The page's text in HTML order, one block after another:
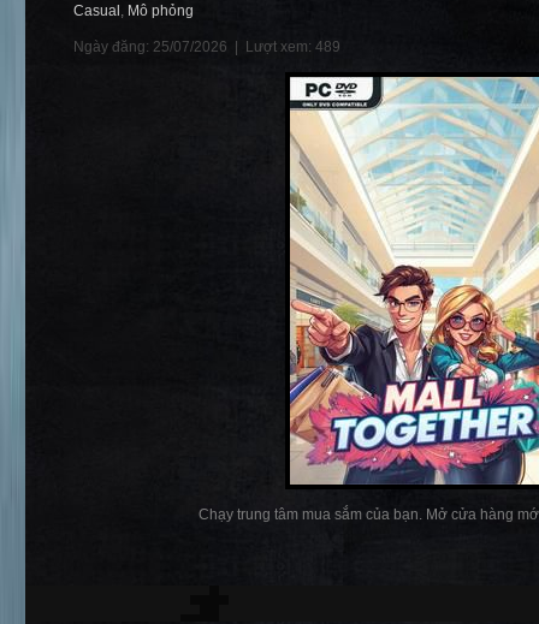
Casual , Mô phỏng
Ngày đăng: 25/07/2026 | Lượt xem: 489
Chạy trung tâm mua sắm của bạn. Mở cửa hàng